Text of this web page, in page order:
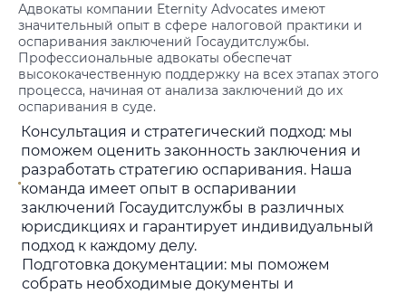
Адвокаты компании Eternity Advocates имеют
значительный опыт в сфере налоговой практики и
оспаривания заключений Госаудитслужбы.
Профессиональные адвокаты обеспечат
высококачественную поддержку на всех этапах этого
процесса, начиная от анализа заключений до их
оспаривания в суде.
Консультация и стратегический подход: мы
поможем оценить законность заключения и
разработать стратегию оспаривания. Наша
команда имеет опыт в оспаривании
заключений Госаудитслужбы в различных
юрисдикциях и гарантирует индивидуальный
подход к каждому делу.
Подготовка документации: мы поможем
собрать необходимые документы и